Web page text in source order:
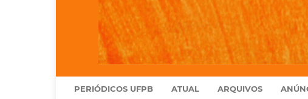
PERIÓDICOS UFPB ATUAL ARQUIVOS